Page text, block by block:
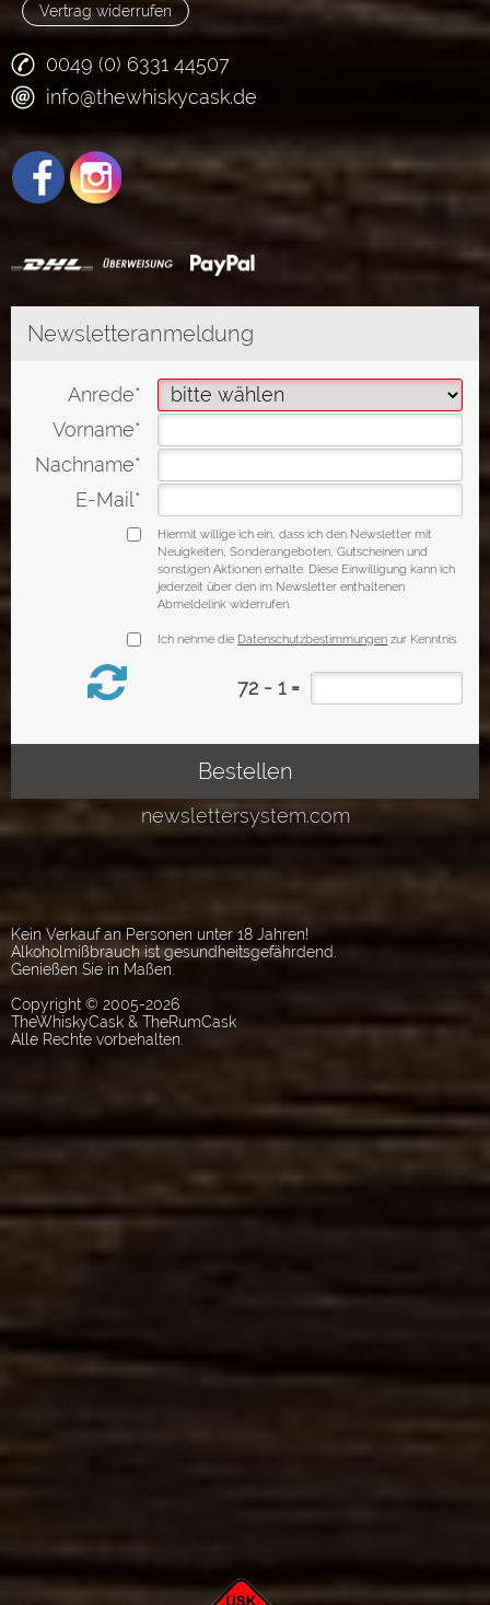
Vertrag widerrufen
0049 (0) 6331 44507
info@thewhiskycask.de
Kein Verkauf an Personen unter 18 Jahren!
Alkoholmißbrauch ist gesundheitsgefährdend.
Genießen Sie in Maßen.
Copyright © 2005-2026
TheWhiskyCask & TheRumCask
Alle Rechte vorbehalten.